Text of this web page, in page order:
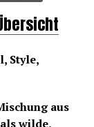
Style,
aus
wilde,